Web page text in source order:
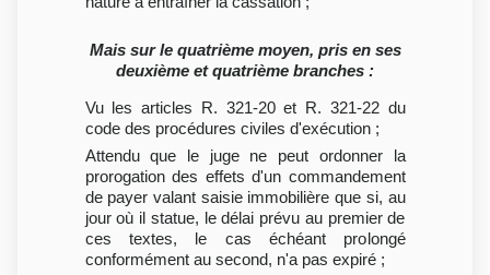
Mais sur le quatrième moyen, pris en ses
deuxième et quatrième branches :
Vu les articles R. 321-20 et R. 321-22 du
code des procédures civiles d'exécution ;
Attendu que le juge ne peut ordonner la
prorogation des effets d'un commandement
de payer valant saisie immobilière que si, au
jour où il statue, le délai prévu au premier de
ces textes, le cas échéant prolongé
conformément au second, n'a pas expiré ;